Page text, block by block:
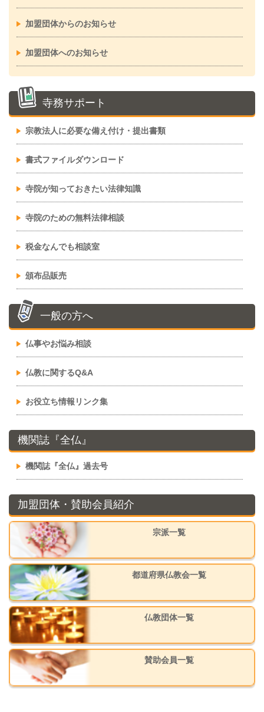
加盟団体からのお知らせ
加盟団体へのお知らせ
寺務サポート
宗教法人に必要な備え付け・提出書類
書式ファイルダウンロード
寺院が知っておきたい法律知識
寺院のための無料法律相談
税金なんでも相談室
頒布品販売
一般の方へ
仏事やお悩み相談
仏教に関するQ&A
お役立ち情報リンク集
機関誌『全仏』
機関誌『全仏』過去号
加盟団体・賛助会員紹介
宗派一覧
都道府県仏教会一覧
仏教団体一覧
賛助会員一覧